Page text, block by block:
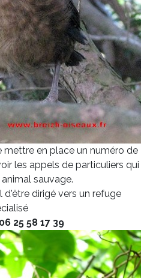
mettre en place un numéro de
les appels de particuliers qui
sauvage.
dirigé vers un refuge
25 58 17 39